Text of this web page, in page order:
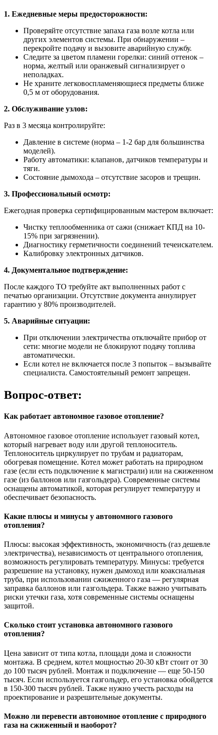
1. Ежедневные меры предосторожности:
Проверяйте отсутствие запаха газа возле котла или
других элементов системы. При обнаружении –
перекройте подачу и вызовите аварийную службу.
Следите за цветом пламени горелки: синий оттенок –
норма, желтый или оранжевый сигнализирует о
неполадках.
Не храните легковоспламеняющиеся предметы ближе
0,5 м от оборудования.
2. Обслуживание узлов:
Раз в 3 месяца контролируйте:
Давление в системе (норма – 1-2 бар для большинства
моделей).
Работу автоматики: клапанов, датчиков температуры и
тяги.
Состояние дымохода – отсутствие засоров и трещин.
3. Профессиональный осмотр:
Ежегодная проверка сертифицированным мастером включает:
Чистку теплообменника от сажи (снижает КПД на 10-
15% при загрязнении).
Диагностику герметичности соединений течеискателем.
Калибровку электронных датчиков.
4. Документальное подтверждение:
После каждого ТО требуйте акт выполненных работ с
печатью организации. Отсутствие документа аннулирует
гарантию у 80% производителей.
5. Аварийные ситуации:
При отключении электричества отключайте прибор от
сети: многие модели не блокируют подачу топлива
автоматически.
Если котел не включается после 3 попыток – вызывайте
специалиста. Самостоятельный ремонт запрещен.
Вопрос-ответ:
Как работает автономное газовое отопление?
Автономное газовое отопление использует газовый котел,
который нагревает воду или другой теплоноситель.
Теплоноситель циркулирует по трубам и радиаторам,
обогревая помещение. Котел может работать на природном
газе (если есть подключение к магистрали) или на сжиженном
газе (из баллонов или газгольдера). Современные системы
оснащены автоматикой, которая регулирует температуру и
обеспечивает безопасность.
Какие плюсы и минусы у автономного газового
отопления?
Плюсы: высокая эффективность, экономичность (газ дешевле
электричества), независимость от центрального отопления,
возможность регулировать температуру. Минусы: требуется
разрешение на установку, нужен дымоход или коаксиальная
труба, при использовании сжиженного газа — регулярная
заправка баллонов или газгольдера. Также важно учитывать
риски утечки газа, хотя современные системы оснащены
защитой.
Сколько стоит установка автономного газового
отопления?
Цена зависит от типа котла, площади дома и сложности
монтажа. В среднем, котел мощностью 20-30 кВт стоит от 30
до 100 тысяч рублей. Монтаж и подключение — еще 50-150
тысяч. Если используется газгольдер, его установка обойдется
в 150-300 тысяч рублей. Также нужно учесть расходы на
проектирование и разрешительные документы.
Можно ли перевести автономное отопление с природного
газа на сжиженный и наоборот?